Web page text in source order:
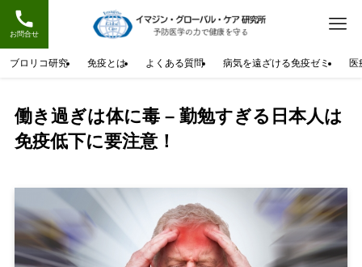
お問合せ
ブロリコ研究 免疫とは よくある質問 病気を遠ざける免疫ゼミ 医
働き過ぎは体に毒 – 勤勉すぎる日本人は
免疫低下に要注意！